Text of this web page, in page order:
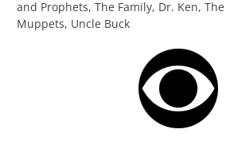
and Prophets, The Family, Dr. Ken, The
Muppets, Uncle Buck